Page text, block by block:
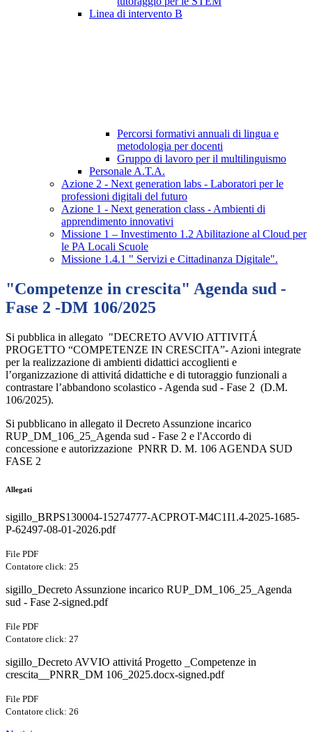
Linea di intervento B
Percorsi formativi annuali di lingua e
metodologia per docenti
Gruppo di lavoro per il multilinguismo
Personale A.T.A.
Azione 2 - Next generation labs - Laboratori per le
professioni digitali del futuro
Azione 1 - Next generation class - Ambienti di
apprendimento innovativi
Missione 1 – Investimento 1.2 Abilitazione al Cloud per
le PA Locali Scuole
Missione 1.4.1 " Servizi e Cittadinanza Digitale".
"Competenze in crescita" Agenda sud -
Fase 2 -DM 106/2025
Si pubblica in allegato "DECRETO AVVIO ATTIVITÁ
PROGETTO “COMPETENZE IN CRESCITA”- Azioni integrate
per la realizzazione di ambienti didattici accoglienti e
l’organizzazione di attivitá didattiche e di tutoraggio funzionali a
contrastare l’abbandono scolastico - Agenda sud - Fase 2 (D.M.
106/2025).
Si pubblicano in allegato il Decreto Assunzione incarico
RUP_DM_106_25_Agenda sud - Fase 2 e l'Accordo di
concessione e autorizzazione PNRR D. M. 106 AGENDA SUD
FASE 2
Allegati
sigillo_BRPS130004-15274777-ACPROT-M4C1I1.4-2025-1685-
P-62497-08-01-2026.pdf
File PDF
Contatore click: 25
sigillo_Decreto Assunzione incarico RUP_DM_106_25_Agenda
sud - Fase 2-signed.pdf
File PDF
Contatore click: 27
sigillo_Decreto AVVIO attivitá Progetto _Competenze in
crescita__PNRR_DM 106_2025.docx-signed.pdf
File PDF
Contatore click: 26